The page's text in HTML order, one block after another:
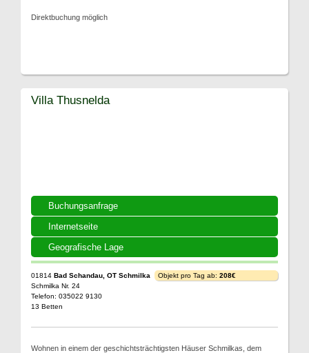
Direktbuchung möglich
Buchungsanfrage
Internetseite
Geografische Lage
Villa Thusnelda
01814 Bad Schandau, OT Schmilka
Schmilka Nr. 24
Telefon: 035022 9130
13 Betten
Objekt pro Tag ab: 208€
Wohnen in einem der geschichtsträchtigsten Häuser Schmilkas, dem